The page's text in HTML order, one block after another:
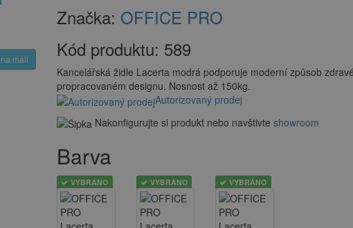
mail
Značka: OFFICE PRO
Kód produktu: 589
Kancelářská židle Lacerta modrá podporuje moderní způsob
propracovaném designu. Nosnost až 150kg.
Autorizovaný prodej
Nakonfigurujte si produkt nebo navštivte showroom
Barva
VYBRÁNO VYBRÁNO VYBRÁNO